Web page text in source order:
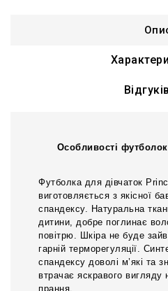
Особливості
Футболка для дівчаток
виготовляється з якісної
спандексу. Натуральна
дитини, добре поглинає
повітрю. Шкіра не буде
гарній терморегуляції.
спандексу доволі м’які та
втрачає яскравого вигляду
прання.